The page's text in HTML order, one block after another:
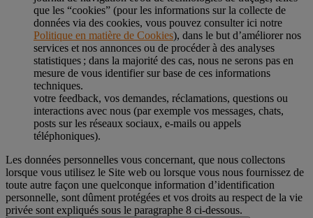
que les “cookies” (pour les informations sur la collecte de
données via des cookies, vous pouvez consulter ici notre
Politique en matière de Cookies), dans le but d’améliorer nos
services et nos annonces ou de procéder à des analyses
statistiques ; dans la majorité des cas, nous ne serons pas en
mesure de vous identifier sur base de ces informations
techniques.
votre feedback, vos demandes, réclamations, questions ou
interactions avec nous (par exemple vos messages, chats,
posts sur les réseaux sociaux, e-mails ou appels
téléphoniques).
Les données personnelles vous concernant, que nous collectons
lorsque vous utilisez le Site web ou lorsque vous nous fournissez de
toute autre façon une quelconque information d’identification
personnelle, sont dûment protégées et vos droits au respect de la vie
privée sont expliqués sous le paragraphe 8 ci-dessous.